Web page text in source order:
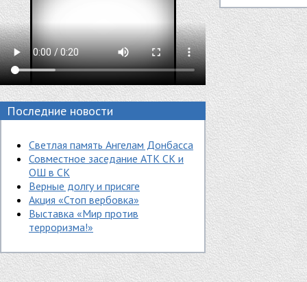
Последние новости
Светлая память Ангелам Донбасса
Совместное заседание АТК СК и
ОШ в СК
Верные долгу и присяге
Акция «Стоп вербовка»
Выставка «Мир против
терроризма!»